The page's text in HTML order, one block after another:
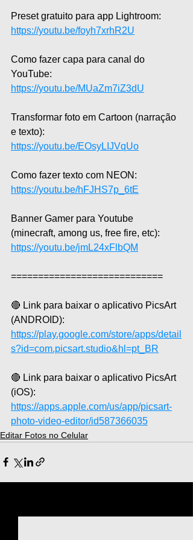
Preset gratuito para app Lightroom:
https://youtu.be/foyh7xrhR2U
Como fazer capa para canal do
YouTube:
https://youtu.be/MUaZm7iZ3dU
Transformar foto em Cartoon (narração
e texto):
https://youtu.be/EOsyLIJVqUo
Como fazer texto com NEON:
https://youtu.be/hFJHS7p_6tE
Banner Gamer para Youtube
(minecraft, among us, free fire, etc):
https://youtu.be/jmL24xFlbQM
============================
🔴 Link para baixar o aplicativo PicsArt
(ANDROID):
https://play.google.com/store/apps/detail
s?id=com.picsart.studio&hl=pt_BR
🔴 Link para baixar o aplicativo PicsArt
(iOS):
https://apps.apple.com/us/app/picsart-
photo-video-editor/id587366035
Editar Fotos no Celular